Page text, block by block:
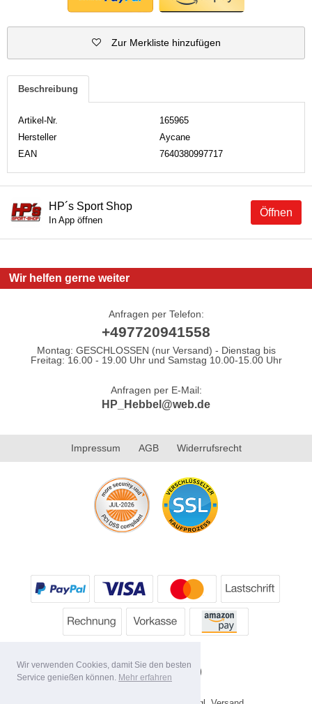
Wir verwenden Cookies, damit Sie den besten
Service genießen können. Mehr erfahren
Zur Merkliste hinzufügen
Beschreibung
Artikel-Nr.
165965
Hersteller
Aycane
EAN
7640380997717
Öffnen
HP´s Sport Shop
In App öffnen
Wir helfen gerne weiter
Anfragen per Telefon:
+497720941558
Montag: GESCHLOSSEN (nur Versand) - Dienstag bis
Freitag: 16.00 - 19.00 Uhr und Samstag 10.00-15.00 Uhr
Anfragen per E-Mail:
HP_Hebbel@web.de
Impressum AGB Widerrufsrecht